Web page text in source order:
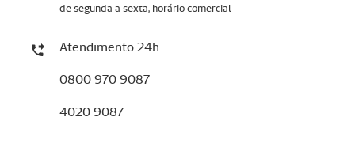
de segunda a sexta, horário comercial
Atendimento 24h
0800 970 9087
4020 9087